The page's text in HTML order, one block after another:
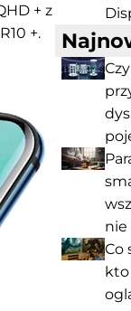
+ z
+.
nie
Co
kto